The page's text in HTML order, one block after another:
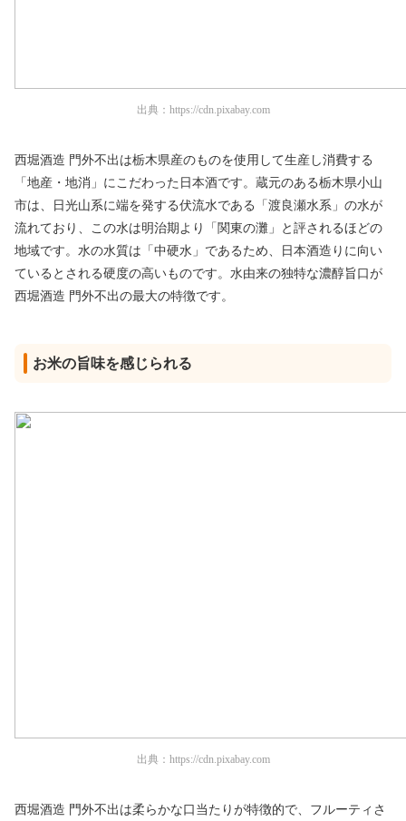
出典： https://cdn.pixabay.com
西堀酒造 門外不出は栃木県産のものを使用して生産し消費する
「地産・地消」にこだわった日本酒です。蔵元のある栃木県小山
市は、日光山系に端を発する伏流水である「渡良瀬水系」の水が
流れており、この水は明治期より「関東の灘」と評されるほどの
地域です。水の水質は「中硬水」であるため、日本酒造りに向い
ているとされる硬度の高いものです。水由来の独特な濃醇旨口が
西堀酒造 門外不出の最大の特徴です。
お米の旨味を感じられる
出典： https://cdn.pixabay.com
西堀酒造 門外不出は柔らかな口当たりが特徴的で、フルーティさ